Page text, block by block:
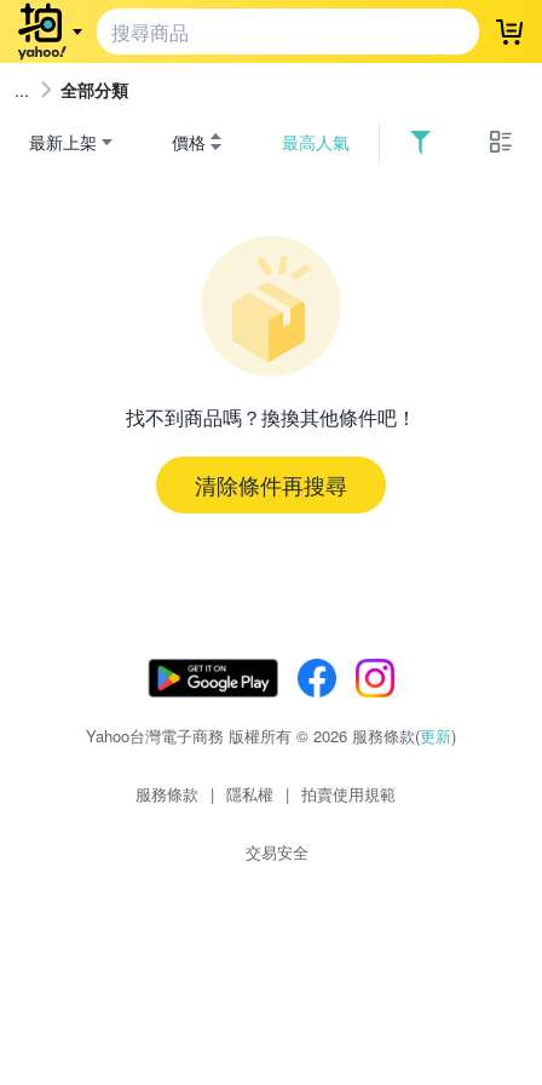
登
全部分類
最新上架 價格 最高人氣
找不到商品嗎？換換其他條件吧！
清除條件再搜尋
Yahoo台灣電子商務 版權所有 © 2026 服務條款(更新)
服務條款 | 隱私權 | 拍賣使用規範
交易安全